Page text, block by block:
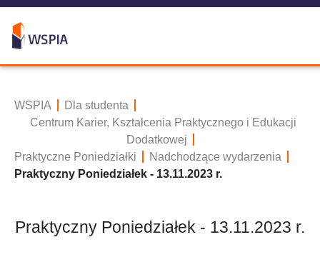
WSPIA
Dla studenta
Centrum Karier, Kształcenia Praktycznego i Edukacji
Dodatkowej
Praktyczne Poniedziałki
Nadchodzące wydarzenia
Praktyczny Poniedziałek - 13.11.2023 r.
Praktyczny Poniedziałek - 13.11.2023 r.